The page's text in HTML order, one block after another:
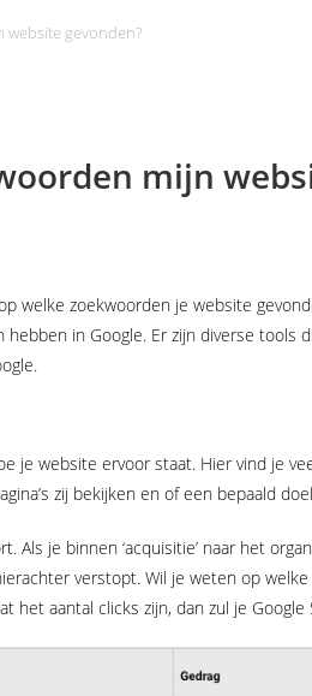
website gevonden?
mijn
welke zoekwoorden je website
in Google. Er zijn diverse tools
je website ervoor staat. Hier vind je
zij bekijken en of een bepaald
je binnen ‘acquisitie’ naar het
verstopt. Wil je weten op
aantal clicks zijn, dan zul je